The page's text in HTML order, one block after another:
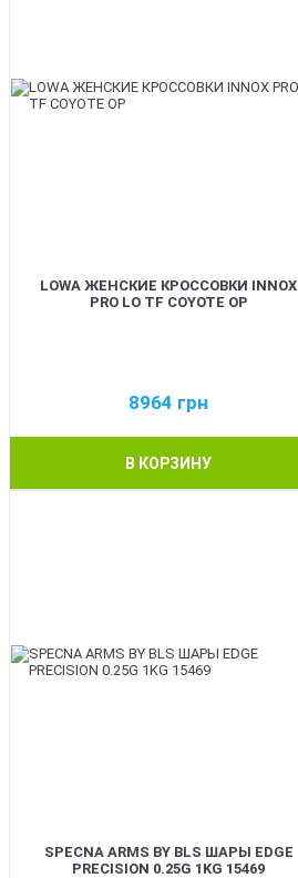
LOWA ЖЕНСКИЕ КРОССОВКИ INNOX
PRO LO TF COYOTE OP
8964 грн
В КОРЗИНУ
SPECNA ARMS BY BLS ШАРЫ EDGE
PRECISION 0.25G 1KG 15469